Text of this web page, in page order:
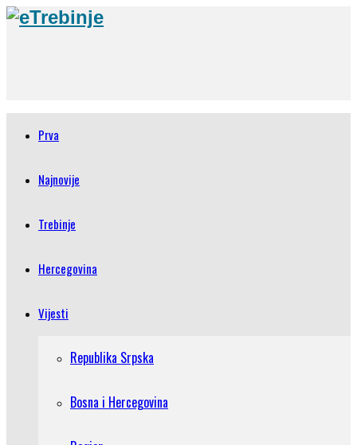
Prva
Najnovije
Trebinje
Hercegovina
Vijesti
Republika Srpska
Bosna i Hercegovina